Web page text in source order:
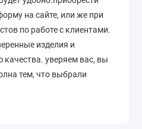
на сайте, или же при
по работе с клиентами.
изделия и
качества. уверяем вас, вы
тем, что выбрали